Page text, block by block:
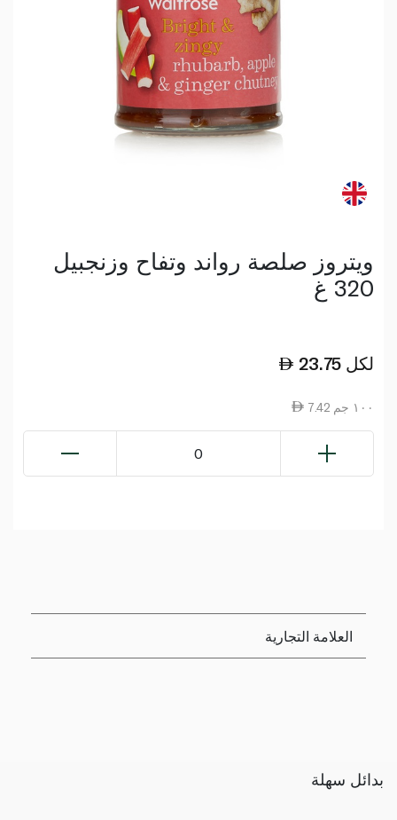
ويتروز صلصة رواند وتفاح وزنجبيل
320 غ
23.75 لكل
7.42 ١٠٠ جم
0
العلامة التجارية
بدائل سهلة